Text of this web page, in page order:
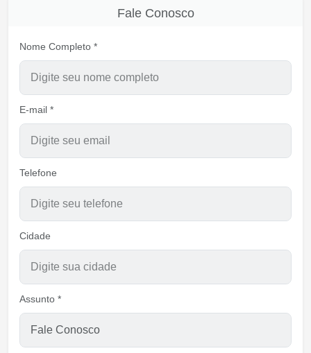
Fale Conosco
Nome Completo *
E-mail *
Telefone
Cidade
Assunto *